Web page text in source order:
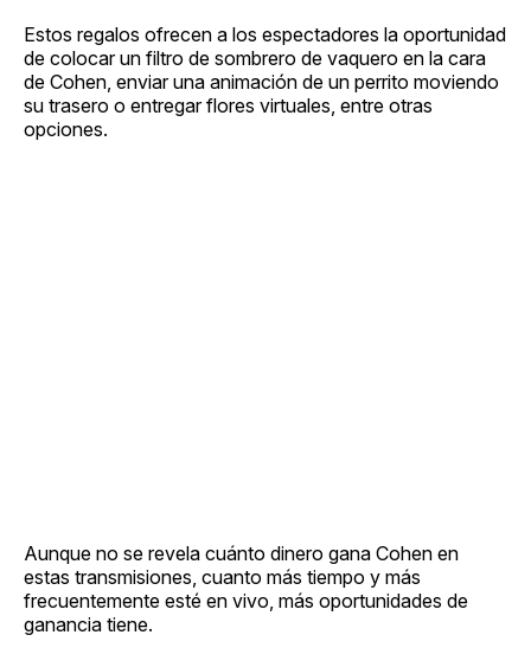
Estos regalos ofrecen a los espectadores la oportunidad
de colocar un filtro de sombrero de vaquero en la cara
de Cohen, enviar una animación de un perrito moviendo
su trasero o entregar flores virtuales, entre otras
opciones.
Aunque no se revela cuánto dinero gana Cohen en
estas transmisiones, cuanto más tiempo y más
frecuentemente esté en vivo, más oportunidades de
ganancia tiene.